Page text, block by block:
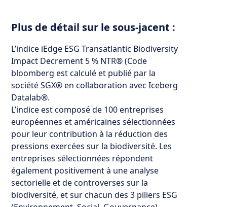
Plus de détail sur le sous-jacent :
L’indice iEdge ESG Transatlantic Biodiversity
Impact Decrement 5 % NTR® (Code
bloomberg est calculé et publié par la
société SGX® en collaboration avec Iceberg
Datalab®.
L’indice est composé de 100 entreprises
européennes et américaines sélectionnées
pour leur contribution à la réduction des
pressions exercées sur la biodiversité. Les
entreprises sélectionnées répondent
également positivement à une analyse
sectorielle et de controverses sur la
biodiversité, et sur chacun des 3 piliers ESG